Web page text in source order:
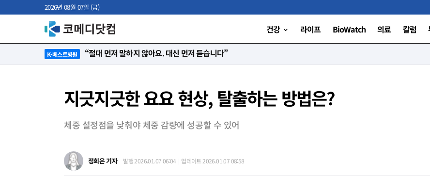
2026년 08월 07일 (금)
건강 라이프 BioWatch 의료 칼럼
K-베스트병원 “단 한 명도 포기는 없다”…환자의 삶을 다시 세운 ‘오전 8시의 기적’
지긋지긋한 요요 현상, 탈출하는 방법은?
체중 설정점을 낮춰야 체중 감량에 성공할 수 있어
정희은 기자 발행 2026.01.07 06:04 업데이트 2026.01.07 08:58